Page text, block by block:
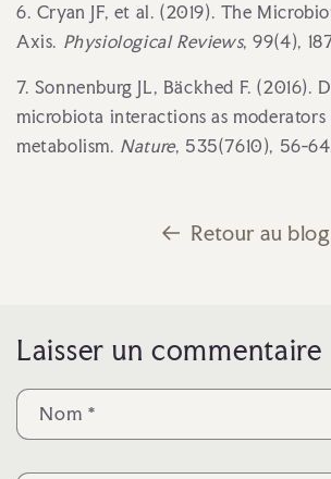
6. Cryan JF, et al. (2019). The
Axis. Physiological Reviews, 99(4),
7. Sonnenburg JL, Bäckhed F. (2016).
microbiota interactions as moderators
metabolism. Nature, 535(7610), 56-
Retour au blog
Laisser un commentaire
Nom *